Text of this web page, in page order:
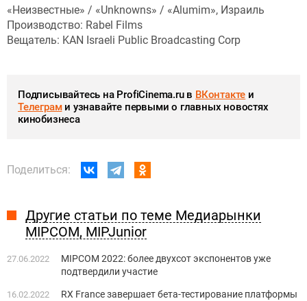
«Неизвестные» / «Unknowns» / «Alumim», Израиль
Производство: Rabel Films
Вещатель: KAN Israeli Public Broadcasting Corp
Подписывайтесь на ProfiCinema.ru в ВКонтакте и
Телеграми узнавайте первыми о главных новостях
кинобизнеса
Поделиться:
Другие статьи по теме Медиарынки
MIPCOM, MIPJunior
27.06.2022
MIPCOM 2022: более двухсот экспонентов уже
подтвердили участие
16.02.2022
RX France завершает бета-тестирование платформы